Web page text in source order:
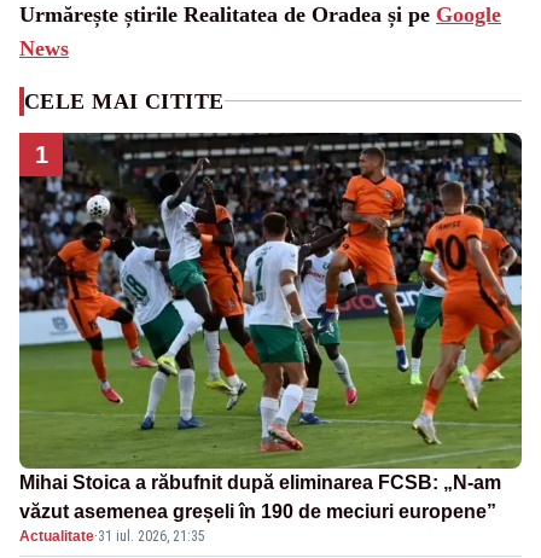
Urmărește știrile Realitatea de Oradea și pe Google
News
CELE MAI CITITE
1
Mihai Stoica a răbufnit după eliminarea FCSB: „N-am
văzut asemenea greșeli în 190 de meciuri europene”
Actualitate·31 iul. 2026, 21:35